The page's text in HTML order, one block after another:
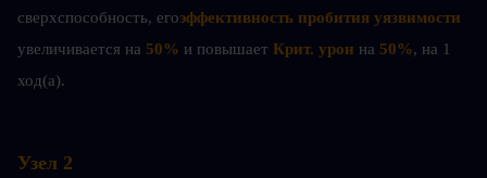
сверхспособность, его
увеличивается на 50% и повышает Крит. урон на 50%, на 1
ход(а).
Узел 2